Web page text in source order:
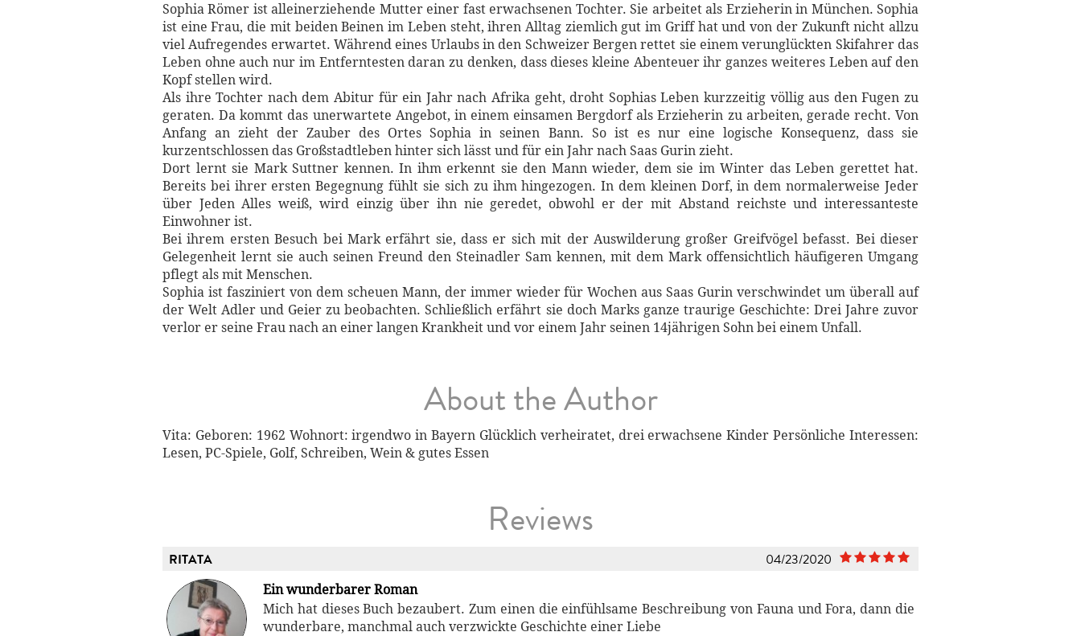
Sophia Römer ist alleinerziehende Mutter einer fast erwachsenen Tochter. Sie arbeitet als Erzieherin in München. Sophia
ist eine Frau, die mit beiden Beinen im Leben steht, ihren Alltag ziemlich gut im Griff hat und von der Zukunft nicht allzu
viel Aufregendes erwartet. Während eines Urlaubs in den Schweizer Bergen rettet sie einem verunglückten Skifahrer das
Leben ohne auch nur im Entferntesten daran zu denken, dass dieses kleine Abenteuer ihr ganzes weiteres Leben auf den
Kopf stellen wird.
Als ihre Tochter nach dem Abitur für ein Jahr nach Afrika geht, droht Sophias Leben kurzzeitig völlig aus den Fugen zu
geraten. Da kommt das unerwartete Angebot, in einem einsamen Bergdorf als Erzieherin zu arbeiten, gerade recht. Von
Anfang an zieht der Zauber des Ortes Sophia in seinen Bann. So ist es nur eine logische Konsequenz, dass sie
kurzentschlossen das Großstadtleben hinter sich lässt und für ein Jahr nach Saas Gurin zieht.
Dort lernt sie Mark Suttner kennen. In ihm erkennt sie den Mann wieder, dem sie im Winter das Leben gerettet hat.
Bereits bei ihrer ersten Begegnung fühlt sie sich zu ihm hingezogen. In dem kleinen Dorf, in dem normalerweise Jeder
über Jeden Alles weiß, wird einzig über ihn nie geredet, obwohl er der mit Abstand reichste und interessanteste
Einwohner ist.
Bei ihrem ersten Besuch bei Mark erfährt sie, dass er sich mit der Auswilderung großer Greifvögel befasst. Bei dieser
Gelegenheit lernt sie auch seinen Freund den Steinadler Sam kennen, mit dem Mark offensichtlich häufigeren Umgang
pflegt als mit Menschen.
Sophia ist fasziniert von dem scheuen Mann, der immer wieder für Wochen aus Saas Gurin verschwindet um überall auf
der Welt Adler und Geier zu beobachten. Schließlich erfährt sie doch Marks ganze traurige Geschichte: Drei Jahre zuvor
verlor er seine Frau nach an einer langen Krankheit und vor einem Jahr seinen 14jährigen Sohn bei einem Unfall.
About the Author
Vita: Geboren: 1962 Wohnort: irgendwo in Bayern Glücklich verheiratet, drei erwachsene Kinder Persönliche Interessen:
Lesen, PC-Spiele, Golf, Schreiben, Wein & gutes Essen
Reviews
RITATA 04/23/2020
Ein wunderbarer Roman
Mich hat dieses Buch bezaubert. Zum einen die einfühlsame Beschreibung von Fauna und Fora, dann die
wunderbare, manchmal auch verzwickte Geschichte einer Liebe